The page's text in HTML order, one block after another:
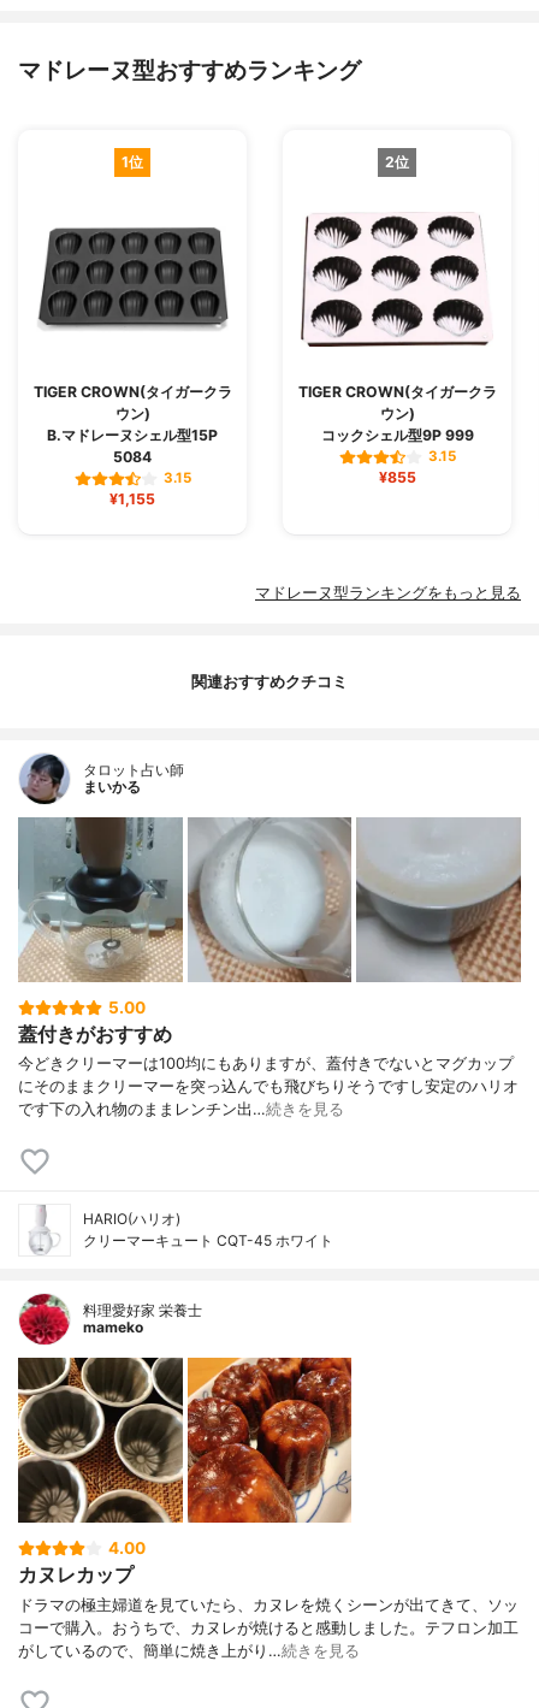
マドレーヌ型おすすめランキング
1位
TIGER CROWN(タイガークラ
ウン)
B.マドレーヌシェル型15P
5084
3.15
¥1,155
2位
TIGER CROWN(タイガークラ
ウン)
コックシェル型9P 999
3.15
¥855
マドレーヌ型ランキングをもっと見る
関連おすすめクチコミ
タロット占い師
まいかる
5.00
蓋付きがおすすめ
今どきクリーマーは100均にもありますが、蓋付きでないとマグカップ
にそのままクリーマーを突っ込んでも飛びちりそうですし安定のハリオ
です下の入れ物のままレンチン出…続きを見る
HARIO(ハリオ)
クリーマーキュート CQT-45 ホワイト
料理愛好家 栄養士
mameko
4.00
カヌレカップ
ドラマの極主婦道を見ていたら、カヌレを焼くシーンが出てきて、ソッ
コーで購入。おうちで、カヌレが焼けると感動しました。テフロン加工
がしているので、簡単に焼き上がり…続きを見る